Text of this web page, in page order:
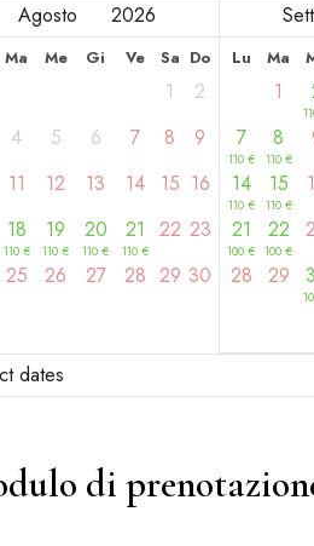
Ma Me Gi Ve Sa Do
1
2
4 5 6 7 8
9
11 12 13 14 15 16
18
110 €
19
110€
20
110€
21
110€
22 23
25 26 27 28 29 30
Lu Ma
1
7
110 €
8
110 €
14
110 €
15
110 €
21
100€
22
100€
28 29
dates
di